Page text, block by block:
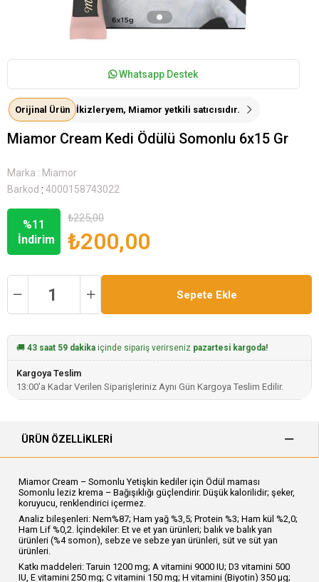
Whatsapp Destek
Orijinal Ürün İkizleryem, Miamor yetkili satıcısıdır.
Miamor Cream Kedi Ödülü Somonlu 6x15 Gr
Marka : Miamor
Barkod : 4000158743022
%11
İndirim
₺225,00
₺200,00
🚚 43 saat 59 dakika içinde sipariş verirseniz pazartesi kargoda!
Kargoya Teslim
13:00'a Kadar Verilen Siparişleriniz Aynı Gün Kargoya Teslim Edilir.
ÜRÜN ÖZELLIKLERI
Miamor Cream – Somonlu Yetişkin kediler için Ödül maması
Somonlu leziz krema – Bağışıklığı güçlendirir. Düşük kalorilidir; şeker,
koruyucu, renklendirici içermez.
Analiz bileşenleri: Nem%87; Ham yağ %3,5; Protein %3; Ham kül %2,0;
Ham Lif %0,2. İçindekiler: Et ve et yan ürünleri; balık ve balık yan
ürünleri (%4 somon), sebze ve sebze yan ürünleri, süt ve süt yan
ürünleri.
Katkı maddeleri: Taruin 1200 mg; A vitamini 9000 IU; D3 vitamini 500
IU, E vitamini 250 mg; C vitamini 150 mg; H vitamini (Biyotin) 350 μg;